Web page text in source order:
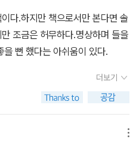
기억에 대한 재경험, 명상과 유
나아가라고 이야기한다. 명상도
명상에 대해 조금 더 자세하게 이
.
다.하지만 책으로서만 본다면 솔
조금은 허무하다.명상하며 들을
뻔 했다는 아쉬움이 있다.
더보기